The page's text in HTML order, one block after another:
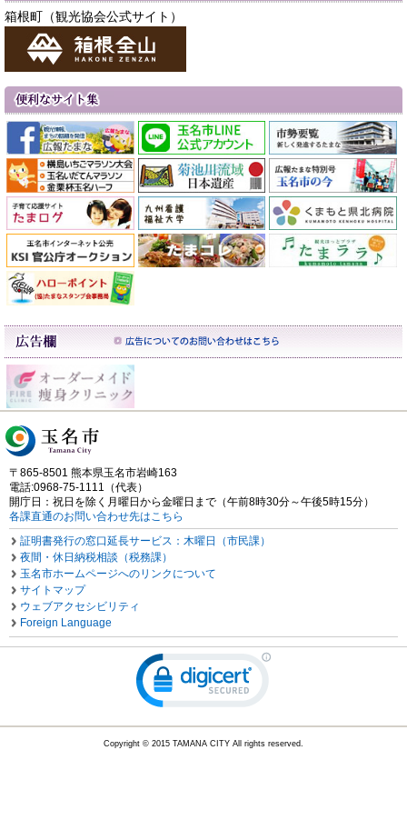
箱根町（観光協会公式サイト）
〒865-8501 熊本県玉名市岩崎163
電話:0968-75-1111（代表）
開庁日：祝日を除く月曜日から金曜日まで（午前8時30分～午後5時15分）
各課直通のお問い合わせ先はこちら
証明書発行の窓口延長サービス：木曜日（市民課）
夜間・休日納税相談（税務課）
玉名市ホームページへのリンクについて
サイトマップ
ウェブアクセシビリティ
Foreign Language
Copyright © 2015 TAMANA CITY All rights reserved.